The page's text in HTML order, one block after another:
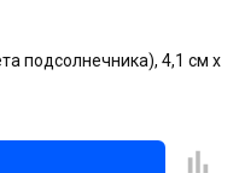
подсолнечника), 4,1 см x